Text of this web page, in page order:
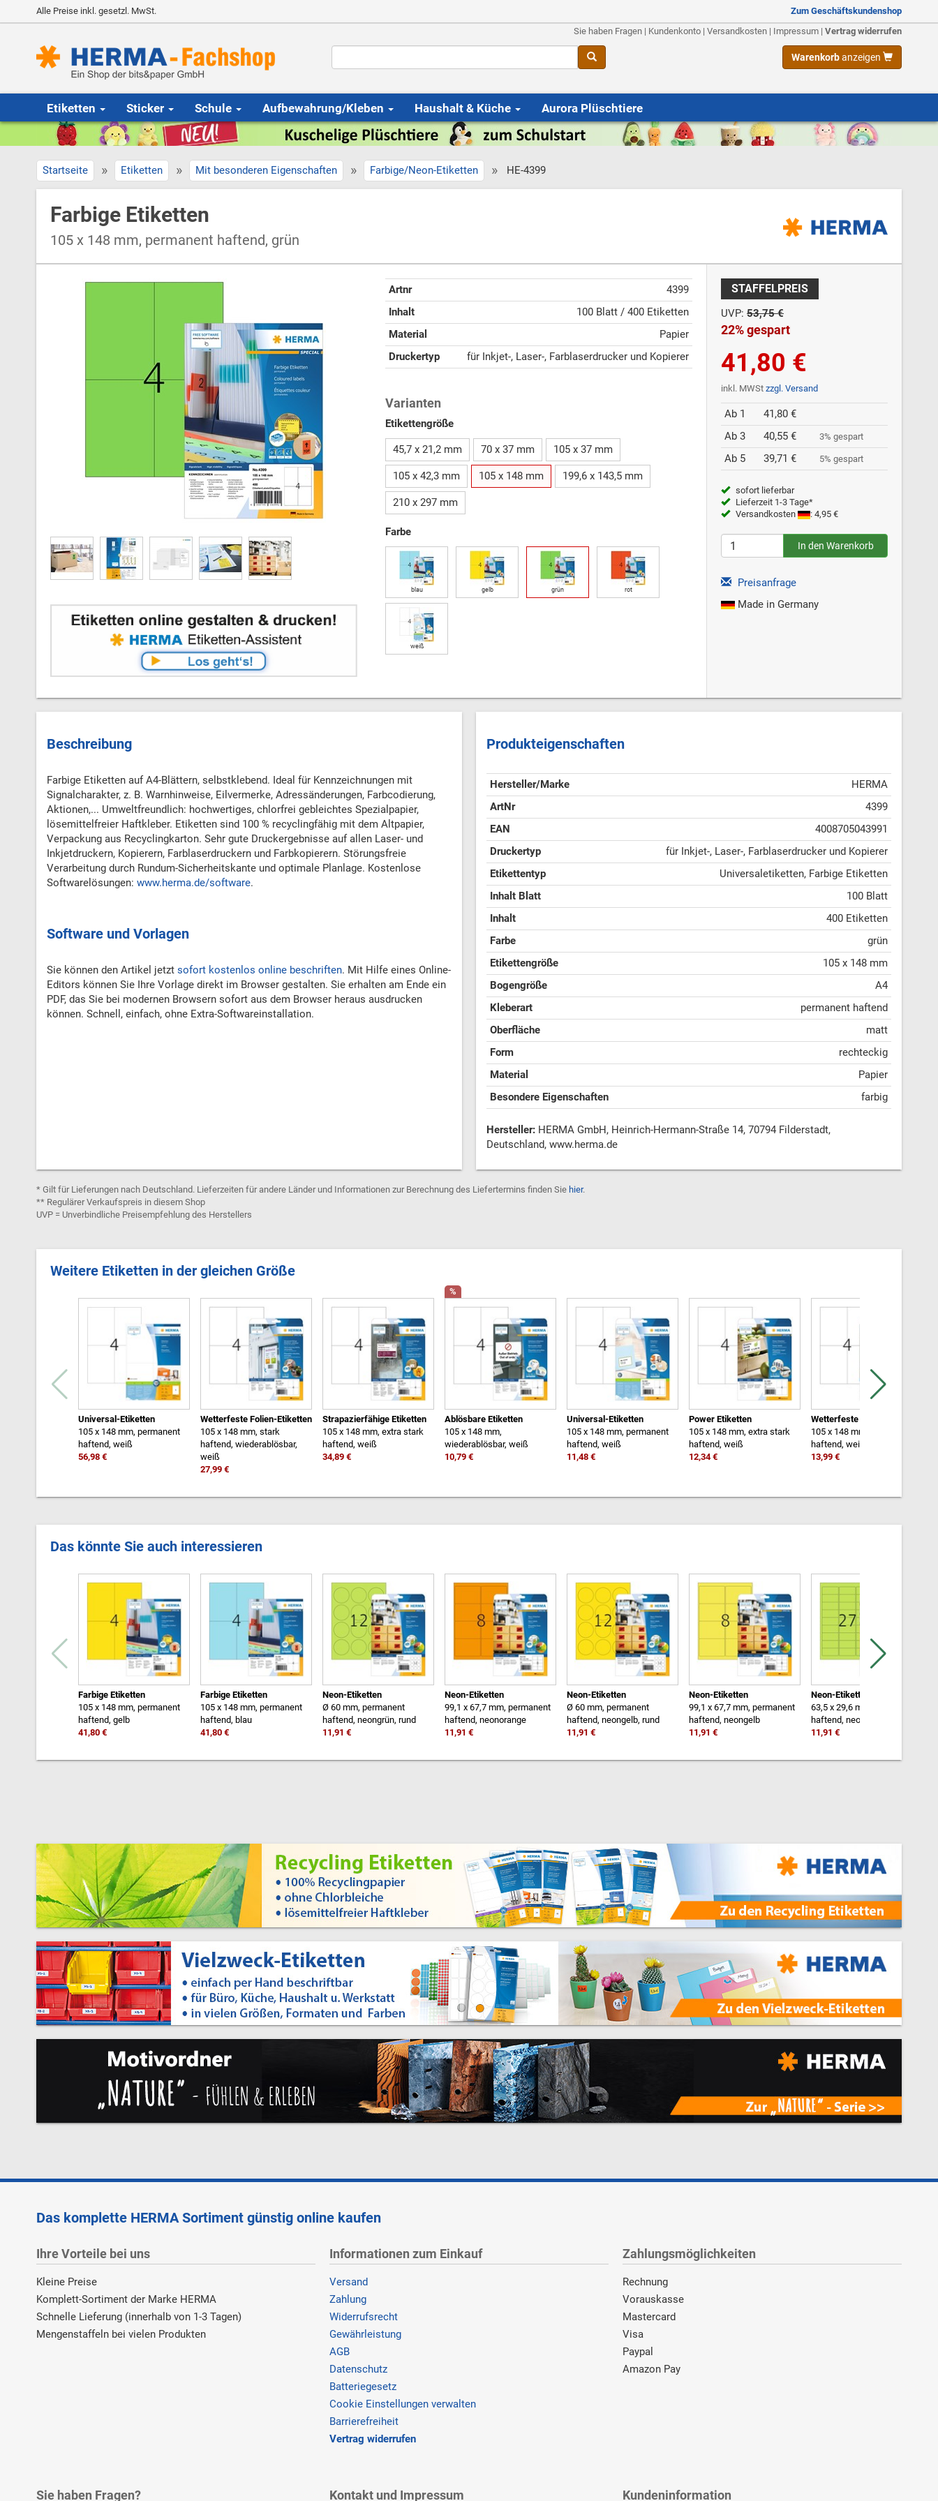
Alle Preise inkl. gesetzl. MwSt.
Zum Geschäftskundenshop
Sie haben Fragen | Kundenkonto | Versandkosten | Impressum | Vertrag widerrufen
Warenkorbanzeigen
Etiketten Sticker Schule Aufbewahrung/Kleben Haushalt & Küche Aurora Plüschtiere
Startseite » Etiketten » Mit besonderen Eigenschaften » Farbige/Neon-Etiketten » HE-4399
Farbige Etiketten
105 x 148 mm, permanent haftend, grün
Artnr
4399
Inhalt
100 Blatt / 400 Etiketten
Material
Papier
Druckertyp
für Inkjet-, Laser-, Farblaserdrucker und Kopierer
Varianten
Etikettengröße
45,7 x 21,2 mm 70 x 37 mm 105 x 37 mm
105 x 42,3 mm 105 x 148 mm 199,6 x 143,5 mm
210 x 297 mm
Farbe
blau gelb grün rot
weiß
STAFFELPREIS
UVP: 53,75 €
22% gespart
41,80 €
inkl. MWSt zzgl. Versand
Ab 1
41,80 €
Ab 3
40,55 € 3% gespart
Ab 5 39,71 € 5% gespart
sofort lieferbar
Lieferzeit 1-3 Tage*
Versandkosten
: 4,95 €
Preisanfrage
Made in Germany
Beschreibung
Farbige Etiketten auf A4-Blättern, selbstklebend. Ideal für Kennzeichnungen mit
Signalcharakter, z. B. Warnhinweise, Eilvermerke, Adressänderungen, Farbcodierung,
Aktionen,... Umweltfreundlich: hochwertiges, chlorfrei gebleichtes Spezialpapier,
lösemittelfreier Haftkleber. Etiketten sind 100 % recyclingfähig mit dem Altpapier,
Verpackung aus Recyclingkarton. Sehr gute Druckergebnisse auf allen Laser- und
Inkjetdruckern, Kopierern, Farblaserdruckern und Farbkopierern. Störungsfreie
Verarbeitung durch Rundum-Sicherheitskante und optimale Planlage. Kostenlose
Softwarelösungen: www.herma.de/software.
Software und Vorlagen
Sie können den Artikel jetzt sofort kostenlos online beschriften. Mit Hilfe eines Online-
Editors können Sie Ihre Vorlage direkt im Browser gestalten. Sie erhalten am Ende ein
PDF, das Sie bei modernen Browsern sofort aus dem Browser heraus ausdrucken
können. Schnell, einfach, ohne Extra-Softwareinstallation.
Produkteigenschaften
Hersteller/Marke
HERMA
ArtNr
4399
EAN
4008705043991
Druckertyp
für Inkjet-, Laser-, Farblaserdrucker und Kopierer
Etikettentyp
Universaletiketten, Farbige Etiketten
Inhalt Blatt
100 Blatt
Inhalt
400 Etiketten
Farbe
grün
Etikettengröße
105 x 148 mm
Bogengröße
A4
Kleberart
permanent haftend
Oberfläche
matt
Form
rechteckig
Material
Papier
Besondere Eigenschaften
farbig
Hersteller: HERMA GmbH, Heinrich-Hermann-Straße 14, 70794 Filderstadt,
Deutschland, www.herma.de
* Gilt für Lieferungen nach Deutschland. Lieferzeiten für andere Länder und Informationen zur Berechnung des Liefertermins finden Sie hier.
** Regulärer Verkaufspreis in diesem Shop
UVP = Unverbindliche Preisempfehlung des Herstellers
Weitere Etiketten in der gleichen Größe
Universal-Etiketten
105 x 148 mm, permanent
haftend, weiß
56,98 €
Wetterfeste Folien-Etiketten
105 x 148 mm, stark
haftend, wiederablösbar,
weiß
27,99 €
Strapazierfähige Etiketten
105 x 148 mm, extra stark
haftend, weiß
34,89 €
%
Ablösbare Etiketten
105 x 148 mm,
wiederablösbar, weiß
10,79 €
Universal-Etiketten
105 x 148 mm, permanent
haftend, weiß
11,48 €
Power Etiketten
105 x 148 mm, extra stark
haftend, weiß
12,34 €
Wetterfeste Folien-Etiketten
105 x 148 mm, extra stark
haftend, weiß
13,99 €
Das könnte Sie auch interessieren
Farbige Etiketten
105 x 148 mm, permanent
haftend, gelb
41,80 €
Farbige Etiketten
105 x 148 mm, permanent
haftend, blau
41,80 €
Neon-Etiketten
Ø 60 mm, permanent
haftend, neongrün, rund
11,91 €
Neon-Etiketten
99,1 x 67,7 mm, permanent
haftend, neonorange
11,91 €
Neon-Etiketten
Ø 60 mm, permanent
haftend, neongelb, rund
11,91 €
Neon-Etiketten
99,1 x 67,7 mm, permanent
haftend, neongelb
11,91 €
Neon-Etiketten
63,5 x 29,6 mm, permanent
haftend, neongrün
11,91 €
Das komplette HERMA Sortiment günstig online kaufen
Ihre Vorteile bei uns
Kleine Preise
Komplett-Sortiment der Marke HERMA
Schnelle Lieferung (innerhalb von 1-3 Tagen)
Mengenstaffeln bei vielen Produkten
Informationen zum Einkauf
Versand
Zahlung
Widerrufsrecht
Gewährleistung
AGB
Datenschutz
Batteriegesetz
Cookie Einstellungen verwalten
Barrierefreiheit
Vertrag widerrufen
Zahlungsmöglichkeiten
Rechnung
Vorauskasse
Mastercard
Visa
Paypal
Amazon Pay
Sie haben Fragen? Kontakt und Impressum Kundeninformation